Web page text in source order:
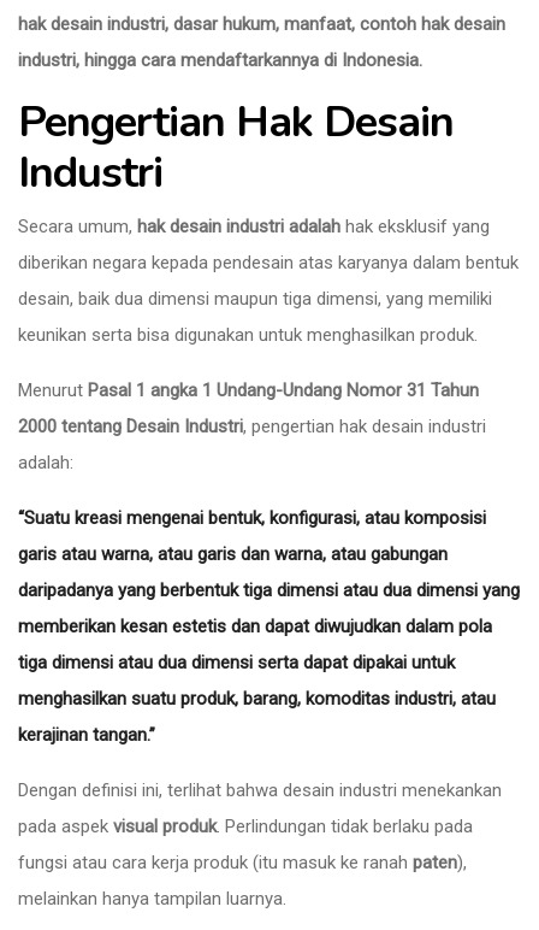
hak desain industri, dasar hukum, manfaat, contoh hak desain
industri, hingga cara mendaftarkannya di Indonesia.
Pengertian Hak Desain
Industri
Secara umum, hak desain industri adalah hak eksklusif yang
diberikan negara kepada pendesain atas karyanya dalam bentuk
desain, baik dua dimensi maupun tiga dimensi, yang memiliki
keunikan serta bisa digunakan untuk menghasilkan produk.
Menurut Pasal 1 angka 1 Undang-Undang Nomor 31 Tahun
2000 tentang Desain Industri, pengertian hak desain industri
adalah:
“Suatu kreasi mengenai bentuk, konfigurasi, atau komposisi
garis atau warna, atau garis dan warna, atau gabungan
daripadanya yang berbentuk tiga dimensi atau dua dimensi yang
memberikan kesan estetis dan dapat diwujudkan dalam pola
tiga dimensi atau dua dimensi serta dapat dipakai untuk
menghasilkan suatu produk, barang, komoditas industri, atau
kerajinan tangan.”
Dengan definisi ini, terlihat bahwa desain industri menekankan
pada aspek visual produk. Perlindungan tidak berlaku pada
fungsi atau cara kerja produk (itu masuk ke ranah paten),
melainkan hanya tampilan luarnya.